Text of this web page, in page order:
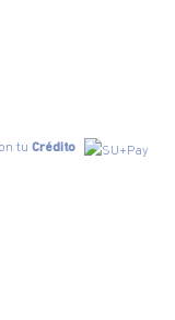
tu Crédito